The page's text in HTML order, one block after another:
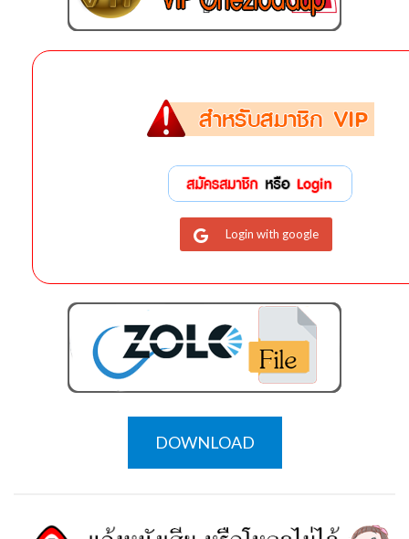
Login with google
DOWNLOAD